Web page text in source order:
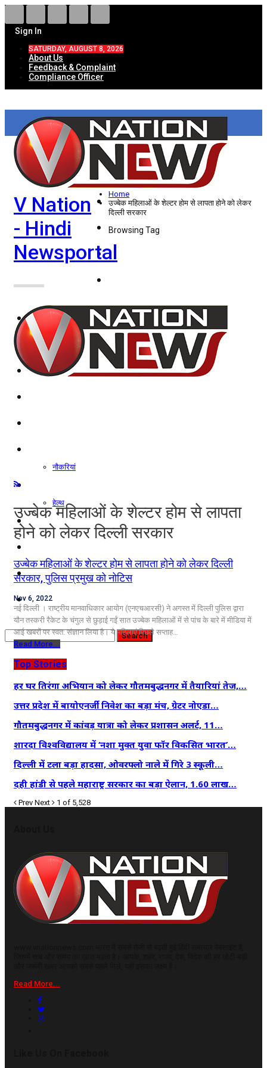
Sign In
SATURDAY, AUGUST 8, 2026
About Us
Feedback & Complaint
Compliance Officer
V Nation
- Hindi
Newsportal
HOME
ताज़ा खबरें
देश
विदेश
राज्य
दिल्ली/NCR
राजनीति
कारोबार
नौकरियां
हेल्थ
क्राइम
धर्म
विज्ञान तकनीकी
Home
उज्बेक महिलाओं के शेल्टर होम से लापता होने को लेकर
दिल्ली सरकार
Browsing Tag
उज्बेक महिलाओं के शेल्टर होम से लापता
होने को लेकर दिल्ली सरकार
उज्बेक महिलाओं के शेल्टर होम से लापता होने को लेकर दिल्ली
सरकार, पुलिस प्रमुख को नोटिस
Nov 6, 2022
नई दिल्ली । राष्ट्रीय मानवाधिकार आयोग (एनएचआरसी) ने अगस्त में दिल्ली पुलिस द्वारा
यौन तस्करी रैकेट के चंगुल से छुड़ाई गईं सात उज्बेक महिलाओं में से पांच के बारे में मीडिया में
आई खबरों पर स्वत: संज्ञान लिया है। ये महिलाएं पिछले सप्ताह…
Read More...
Top Stories
हर घर तिरंगा अभियान को लेकर गौतमबुद्धनगर में तैयारियां तेज,…
उत्तर प्रदेश में बायोएनर्जी निवेश का बड़ा मंच, ग्रेटर नोएडा…
गौतमबुद्धनगर में कांवड़ यात्रा को लेकर प्रशासन अलर्ट, 11…
शारदा विश्वविद्यालय में ‘नशा मुक्त युवा फॉर विकसित भारत’…
दिल्ली में टला बड़ा हादसा, ओवरफ्लो नाले में गिरे 3 स्कूली…
दही हांडी से पहले महाराष्ट्र सरकार का बड़ा ऐलान, 1.60 लाख…
Prev Next 1 of 5,528
Read More...